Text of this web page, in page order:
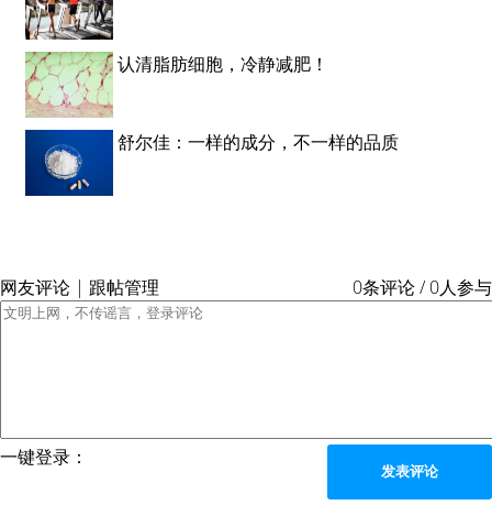
认清脂肪细胞，冷静减肥！
舒尔佳：一样的成分，不一样的品质
网友评论 | 跟帖管理 0条评论 / 0人参与
一键登录：
发表评论